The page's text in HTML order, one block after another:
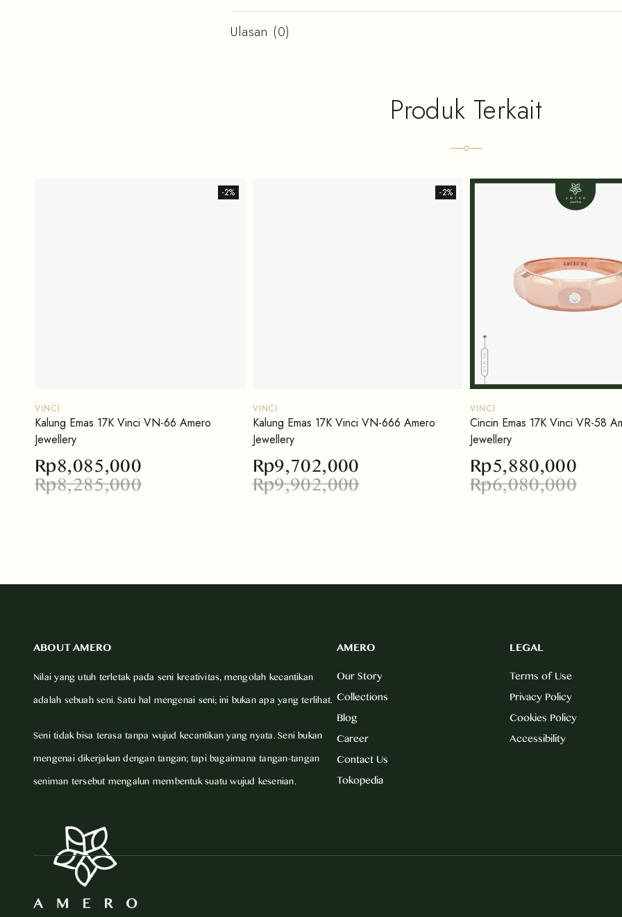
Ulasan (0)
Produk Terkait
-2%
VINCI
Kalung Emas 17K Vinci VN-66 Amero
Jewellery
Rp8,285,000
Rp8,085,000
-2%
VINCI
Kalung Emas 17K Vinci VN-666 Amero
Jewellery
Rp9,902,000
Rp9,702,000
VINCI
Cincin Emas 17K Vinci VR-58
Jewellery
Rp6,080,000
Rp5,880,000
ABOUT AMERO
Nilai yang utuh terletak pada seni kreativitas, mengolah kecantikan
adalah sebuah seni. Satu hal mengenai seni; ini bukan apa yang terlihat.
Seni tidak bisa terasa tanpa wujud kecantikan yang nyata. Seni bukan
mengenai dikerjakan dengan tangan; tapi bagaimana tangan-tangan
seniman tersebut mengalun membentuk suatu wujud kesenian.
AMERO
Our Story
Collections
Blog
Career
Contact Us
Tokopedia
LEGAL
Terms of Use
Privacy Policy
Cookies Policy
Accessibility